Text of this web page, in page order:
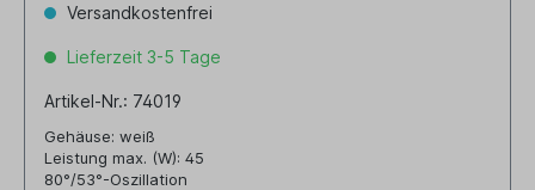
Versandkostenfrei
Lieferzeit 3-5 Tage
Artikel-Nr.: 74019
Gehäuse: weiß
Leistung max. (W): 45
80°/53°-Oszillation